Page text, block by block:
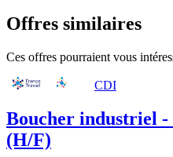
Offres similaires
Ces offres pourraient vous
CDI
Boucher industriel -
(H/F)